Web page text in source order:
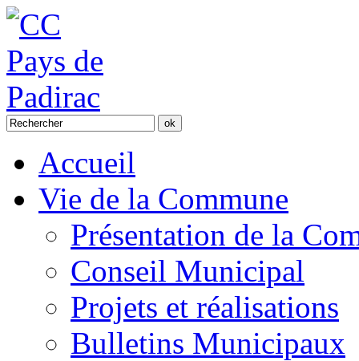
Accueil
Vie de la Commune
Présentation de la
Conseil Municipal
Projets et réalisations
Bulletins Municipaux